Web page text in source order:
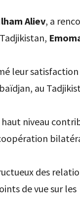
Aliev, a
leur
au
niveau
des
de vue sur les